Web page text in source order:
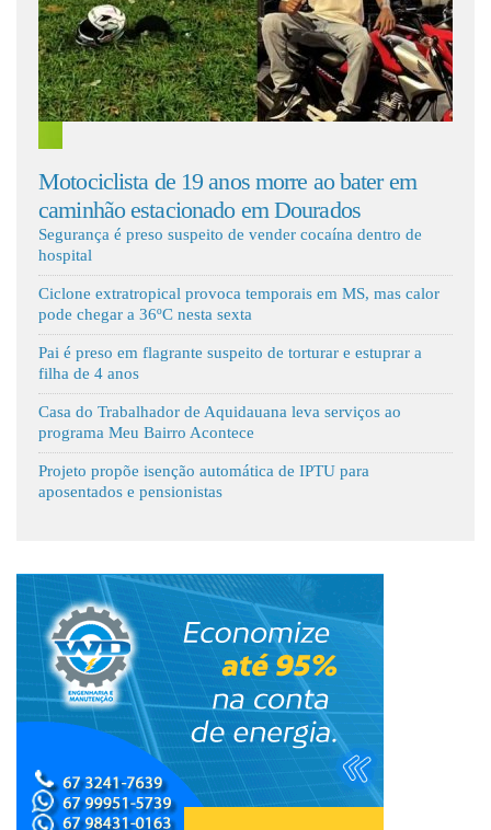
Fale Conosco
Motociclista de 19 anos morre ao bater em
caminhão estacionado em Dourados
Segurança é preso suspeito de vender cocaína dentro de
hospital
Ciclone extratropical provoca temporais em MS, mas calor
pode chegar a 36ºC nesta sexta
Pai é preso em flagrante suspeito de torturar e estuprar a
filha de 4 anos
Casa do Trabalhador de Aquidauana leva serviços ao
programa Meu Bairro Acontece
Projeto propõe isenção automática de IPTU para
aposentados e pensionistas